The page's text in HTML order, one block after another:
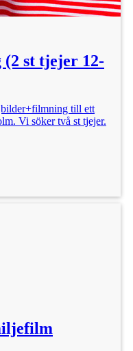
st tjejer 12-
till ett
Vi söker två st tjejer.